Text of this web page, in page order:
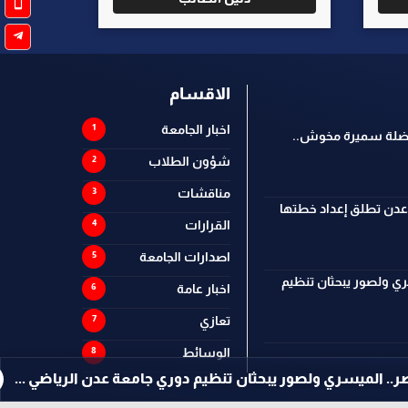
دوري جامعة عدن الرياضي ... تعازي جامعة عدن
سميرة مخوش..
عدن تطلق إعداد خطتها
ولصور يبحثان تنظيم
الاقسام
اخبار الجامعة
شؤون الطلاب
مناقشات
القرارات
اصدارات الجامعة
اخبار عامة
تعازي
الوسائط